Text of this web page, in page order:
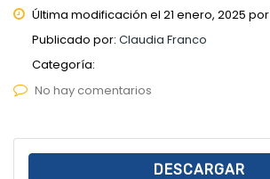
Última modificación el 21 enero, 2025 por
Publicado por: Claudia Franco
Categoría:
No hay comentarios
DESCARGAR